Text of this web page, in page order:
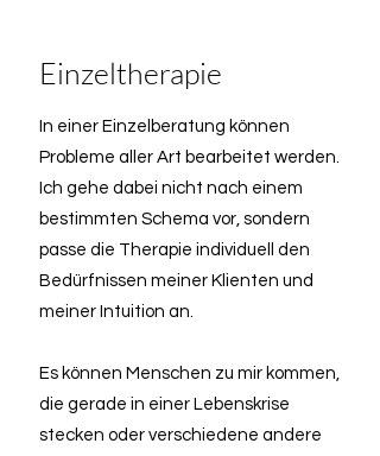
Einzeltherapie
In einer Einzelberatung können
Probleme aller Art bearbeitet werden.
Ich gehe dabei nicht nach einem
bestimmten Schema vor, sondern
passe die Therapie individuell den
Bedürfnissen meiner Klienten und
meiner Intuition an.
Es können Menschen zu mir kommen,
die gerade in einer Lebenskrise
stecken oder verschiedene andere